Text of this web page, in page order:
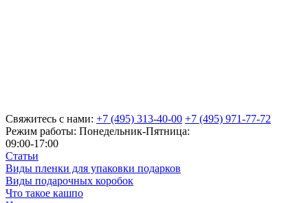
Свяжитесь с нами: +7 (495) 313-40-00 +7 (495) 971-77-72
Режим работы: Понедельник-Пятница:
09:00-17:00
Статьи
Виды пленки для упаковки подарков
Виды подарочных коробок
Что такое кашпо